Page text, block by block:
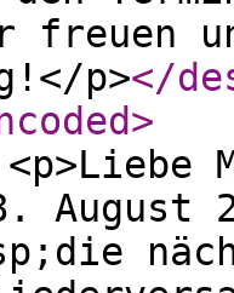
freuen
p></
>
<p>Liebe
August